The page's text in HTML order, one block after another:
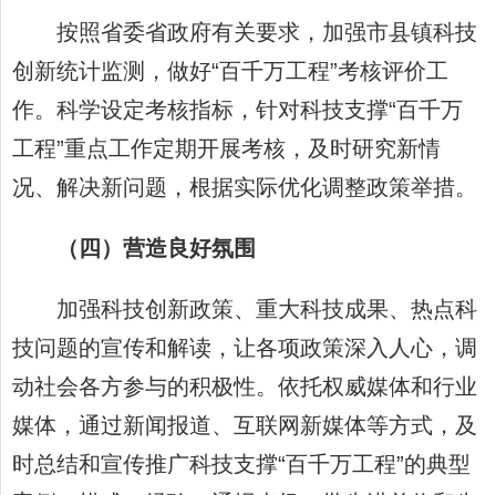
按照省委省政府有关要求，加强市县镇科技
创新统计监测，做好“百千万工程”考核评价工
作。科学设定考核指标，针对科技支撑“百千万
工程”重点工作定期开展考核，及时研究新情
况、解决新问题，根据实际优化调整政策举措。
（四）营造良好氛围
加强科技创新政策、重大科技成果、热点科
技问题的宣传和解读，让各项政策深入人心，调
动社会各方参与的积极性。依托权威媒体和行业
媒体，通过新闻报道、互联网新媒体等方式，及
时总结和宣传推广科技支撑“百千万工程”的典型